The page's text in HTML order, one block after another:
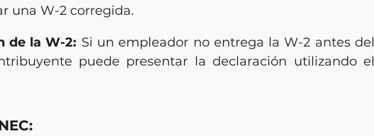
una W-2 corregida.
de la W-2: Si un empleador no entrega la W-2 antes del